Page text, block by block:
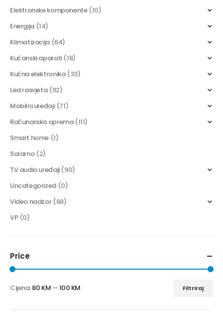
Elektronske komponente (10)
Energija (14)
Klimatizacija (64)
Kućanski aparati (18)
Kućna elektronika (33)
Led rasvjeta (92)
Mobilni uređaji (71)
Računarska oprema (111)
Smart home (1)
Solarno (2)
TV audio uređaji (90)
Uncategorized (0)
Video nadzor (68)
VP (0)
Price
Filtriraj
Cijena:80 KM —100 KM